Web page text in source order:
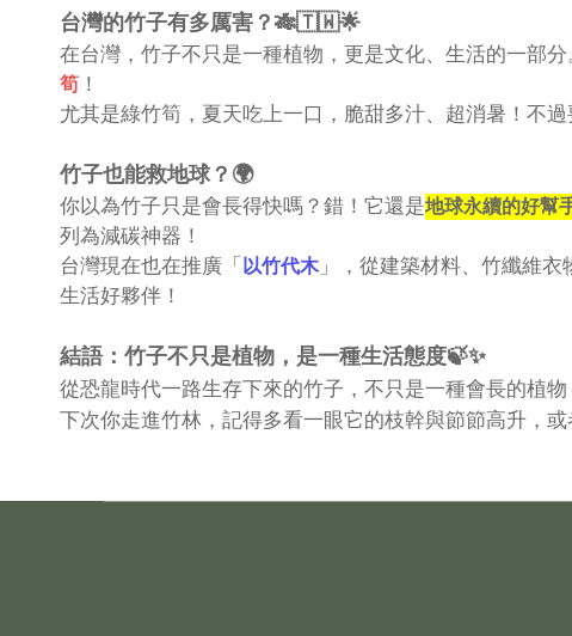
台灣的竹子有多厲害？🎋🇹🇼🌟
在台灣，竹子不只是一種植物，更是文化、生活的一部
筍 ！
尤其是綠竹筍，夏天吃上一口，脆甜多汁、超消暑！不
竹子也能救地球？🌍
你以為竹子只是會長得快嗎？錯！它還是地球永續的好幫
列為減碳神器！
台灣現在也在推廣「以竹代木 」，從建築材料、竹纖維
生活好夥伴！
結語：竹子不只是植物，是一種生活態度🍃✨
從恐龍時代一路生存下來的竹子，不只是一種會長的植
下次你走進竹林，記得多看一眼它的枝幹與節節高升，